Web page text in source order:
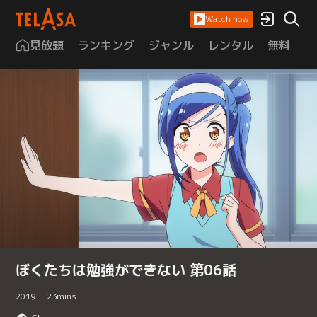
Watch now
見放題 ランキング ジャンル レンタル 無料
ぼくたちは勉強ができない 第06話
2019 23mins